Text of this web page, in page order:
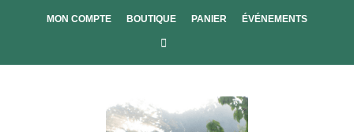
MON COMPTE BOUTIQUE PANIER ÉVÉNEMENTS